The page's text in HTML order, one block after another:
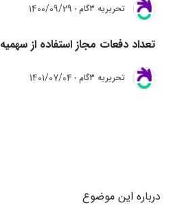
تحريريه 3گام 1400/09/29
تعداد دفعات مجاز استفاده از سهمیه 5 درصد ایثارگران
تحريريه 3گام 1401/07/04
درباره این موضوع